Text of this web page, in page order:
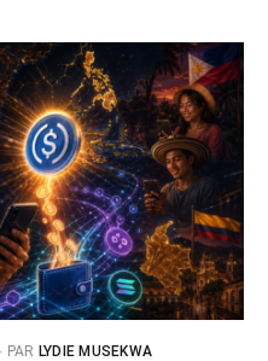
PAR LYDIE MUSEKWA